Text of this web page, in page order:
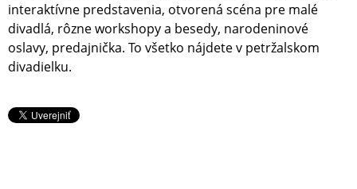
interaktívne predstavenia, otvorená scéna pre malé
divadlá, rôzne workshopy a besedy, narodeninové
oslavy, predajnička. To všetko nájdete v petržalskom
divadielku.